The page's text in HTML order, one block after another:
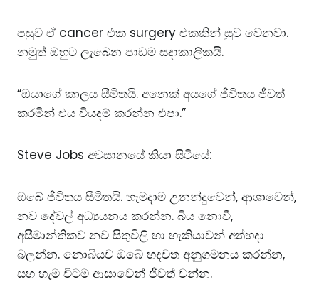
පසුව ඒ cancer එක surgery එකකින් සුව වෙනවා.
නමුත් ඔහුට ලැබෙන පාඩම සදාකාලිකයි.
“ඔයාගේ කාලය සීමිතයි. අනෙක් අයගේ ජීවිතය ජීවත්
කරමින් එය වියදම් කරන්න එපා.”
Steve Jobs අවසානයේ කියා සිටියේ:
ඔබේ ජීවිතය සීමිතයි. හැමදාම උනන්දුවෙන්, ආශාවෙන්,
නව දේවල් අධ්‍යයනය කරන්න. බිය නොවී,
අසීමාන්තිකව නව සිතුවිලි හා හැකියාවන් අත්හදා
බලන්න. නොබියව ඔබේ හදවත අනුගමනය කරන්න,
සහ හැම විටම ආසාවෙන් ජීවත් වන්න.